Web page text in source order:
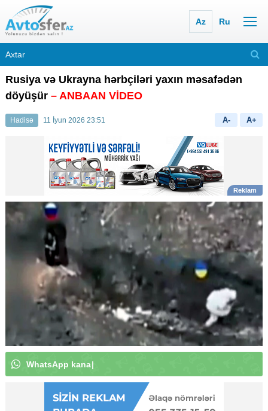
Az Ru
Rusiya və Ukrayna hərbçiləri yaxın məsafədən
döyüşür – ANBAAN VİDEO
Hadisə 11 İyun 2026 23:51 A- A+
WhatsApp kanal